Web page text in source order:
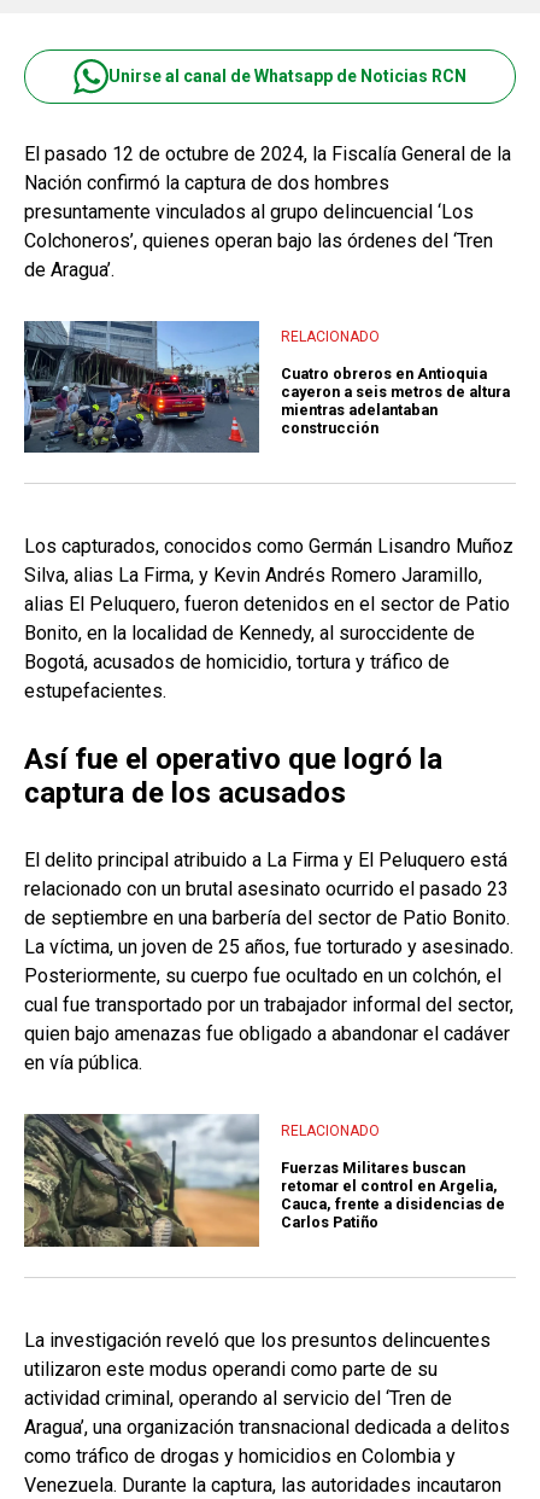
Unirse al canal de Whatsapp de Noticias RCN
El pasado 12 de octubre de 2024, la Fiscalía General de la
Nación confirmó la captura de dos hombres
presuntamente vinculados al grupo delincuencial ‘Los
Colchoneros’, quienes operan bajo las órdenes del ‘Tren
de Aragua’.
RELACIONADO
Cuatro obreros en Antioquia
cayeron a seis metros de altura
mientras adelantaban
construcción
Los capturados, conocidos como Germán Lisandro Muñoz
Silva, alias La Firma, y Kevin Andrés Romero Jaramillo,
alias El Peluquero, fueron detenidos en el sector de Patio
Bonito, en la localidad de Kennedy, al suroccidente de
Bogotá, acusados de homicidio, tortura y tráfico de
estupefacientes.
Así fue el operativo que logró la
captura de los acusados
El delito principal atribuido a La Firma y El Peluquero está
relacionado con un brutal asesinato ocurrido el pasado 23
de septiembre en una barbería del sector de Patio Bonito.
La víctima, un joven de 25 años, fue torturado y asesinado.
Posteriormente, su cuerpo fue ocultado en un colchón, el
cual fue transportado por un trabajador informal del sector,
quien bajo amenazas fue obligado a abandonar el cadáver
en vía pública.
RELACIONADO
Fuerzas Militares buscan
retomar el control en Argelia,
Cauca, frente a disidencias de
Carlos Patiño
La investigación reveló que los presuntos delincuentes
utilizaron este modus operandi como parte de su
actividad criminal, operando al servicio del ‘Tren de
Aragua’, una organización transnacional dedicada a delitos
como tráfico de drogas y homicidios en Colombia y
Venezuela. Durante la captura, las autoridades incautaron